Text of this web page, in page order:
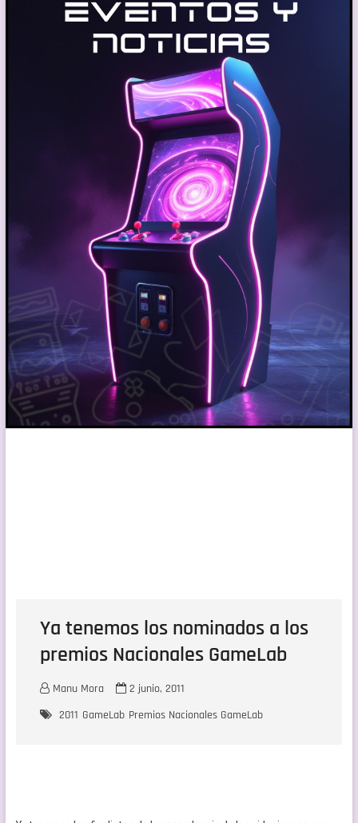
Ya tenemos los nominados a los
premios Nacionales GameLab
Manu Mora
2 junio, 2011
2011 GameLab Premios Nacionales GameLab